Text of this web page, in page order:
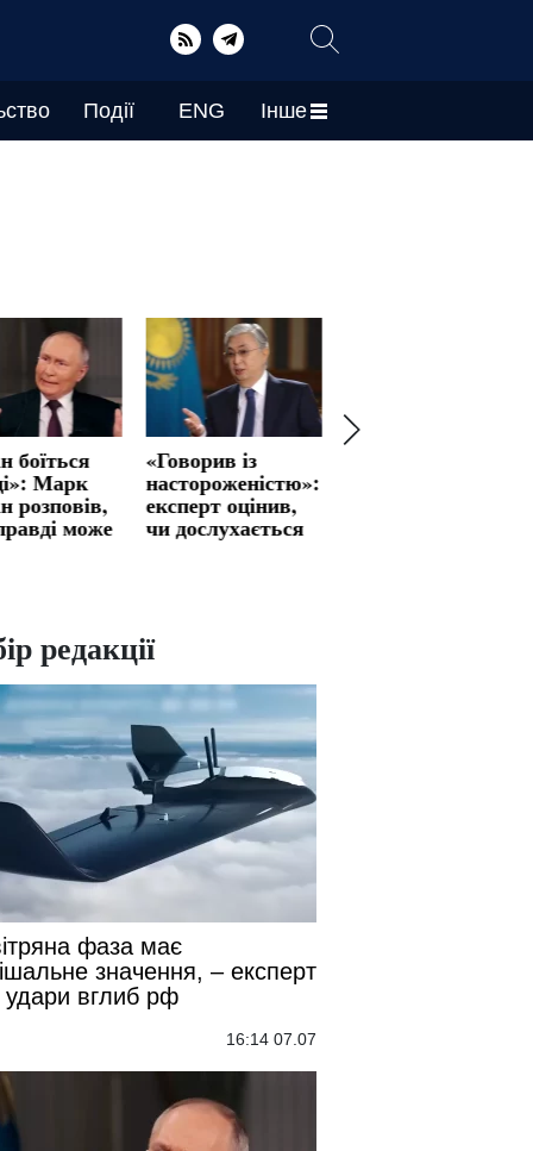
Події ENG Інше
боїться
Марк
розповів,
може
«Говорив із
настороженістю»:
експерт оцінив,
чи дослухається
путін до Токаєва
редакції
фаза має
значення, – експерт
удари вглиб рф
16:14 07.07